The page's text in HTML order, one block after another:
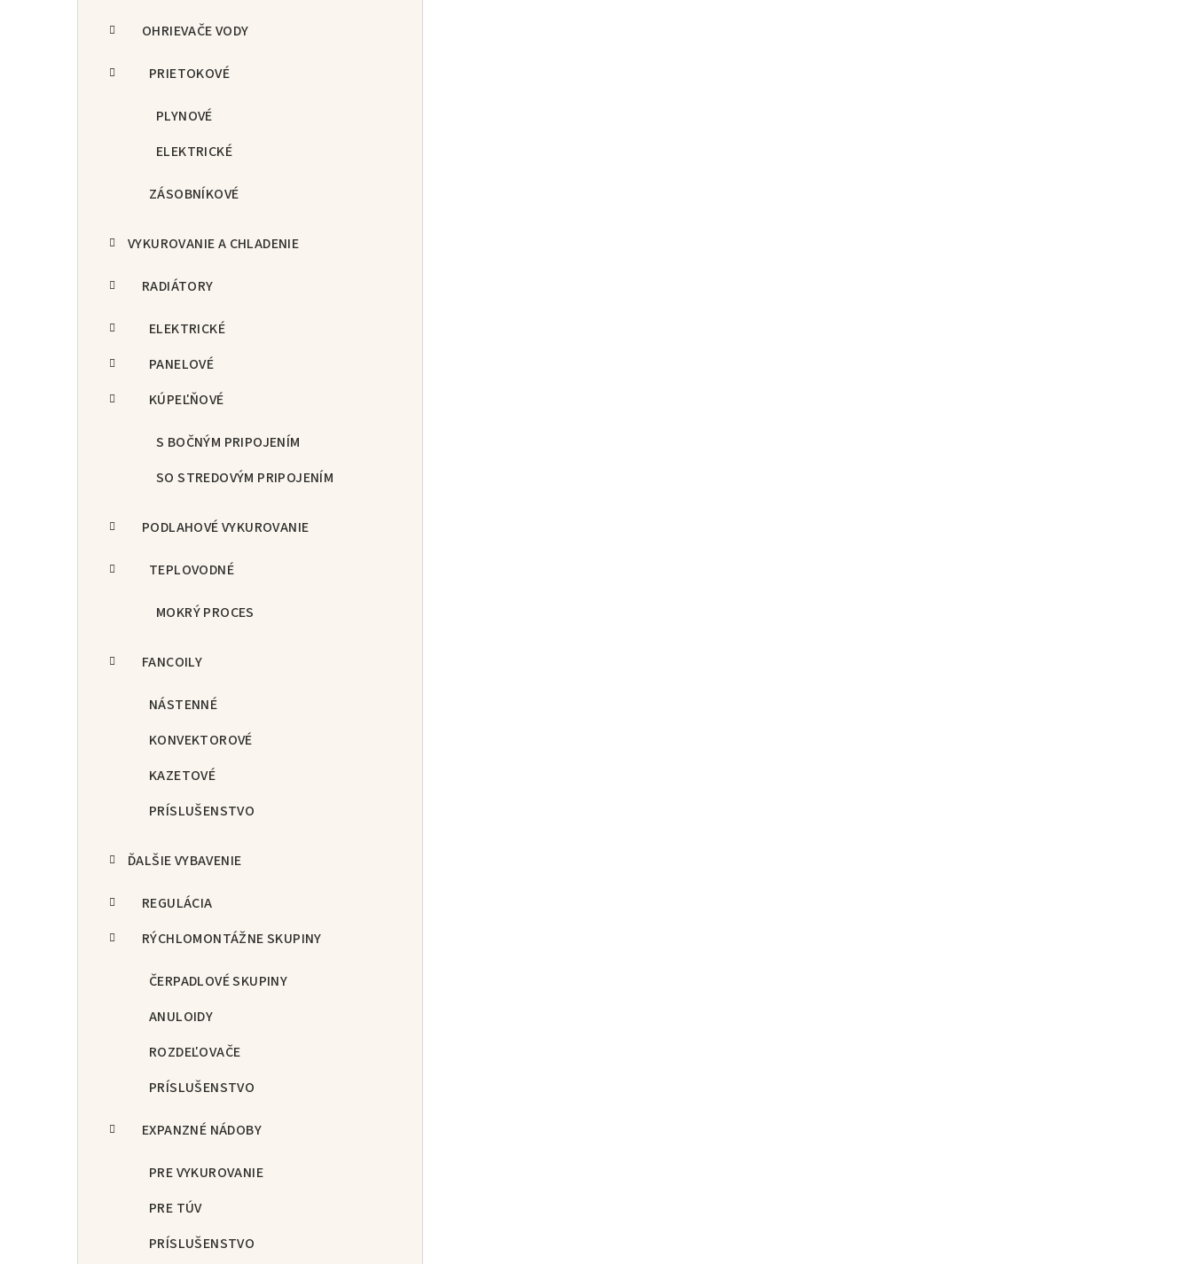
OHRIEVAČE VODY
PRIETOKOVÉ
PLYNOVÉ
ELEKTRICKÉ
ZÁSOBNÍKOVÉ
VYKUROVANIE A CHLADENIE
RADIÁTORY
ELEKTRICKÉ
PANELOVÉ
KÚPEĽŇOVÉ
S BOČNÝM PRIPOJENÍM
SO STREDOVÝM PRIPOJENÍM
PODLAHOVÉ VYKUROVANIE
TEPLOVODNÉ
MOKRÝ PROCES
FANCOILY
NÁSTENNÉ
KONVEKTOROVÉ
KAZETOVÉ
PRÍSLUŠENSTVO
ĎALŠIE VYBAVENIE
REGULÁCIA
RÝCHLOMONTÁŽNE SKUPINY
ČERPADLOVÉ SKUPINY
ANULOIDY
ROZDEĽOVAČE
PRÍSLUŠENSTVO
EXPANZNÉ NÁDOBY
PRE VYKUROVANIE
PRE TÚV
PRÍSLUŠENSTVO